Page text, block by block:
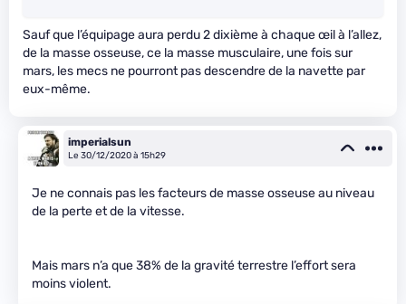
Sauf que l’équipage aura perdu 2 dixième à chaque œil à l’allez,
de la masse osseuse, ce la masse musculaire, une fois sur
mars, les mecs ne pourront pas descendre de la navette par
eux-même.
imperialsun
Le 30/12/2020 à 15h29
Je ne connais pas les facteurs de masse osseuse au niveau
de la perte et de la vitesse.
Mais mars n’a que 38% de la gravité terrestre l’effort sera
moins violent.